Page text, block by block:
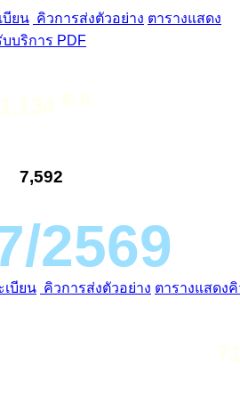
บียน คิวการส่งตัวอย่าง ตารางแสดง
บริการ PDF
7,592
2569